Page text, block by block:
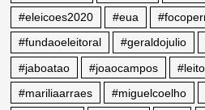
#eleicoes2020
#eua
#fundaoeleitoral
#geraldojulio
#jaboatao
#joaocampos
#mariliaarraes
#miguelcoelho